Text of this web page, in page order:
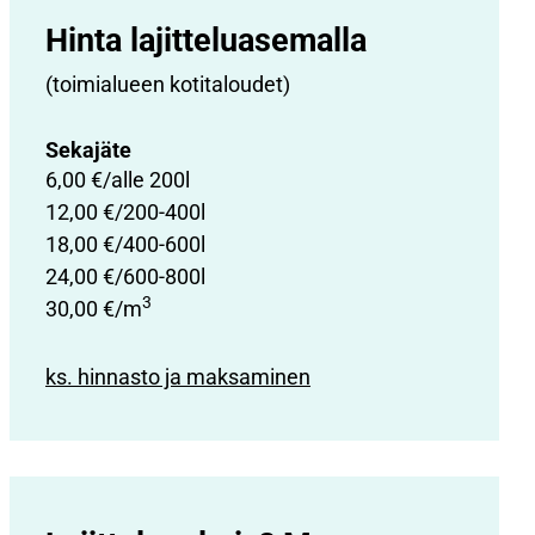
Hinta lajittelu­asemalla
(toimialueen kotitaloudet)
Sekajäte
6,00 €/alle 200l
12,00 €/200-400l
18,00 €/400-600l
24,00 €/600-800l
30,00 €/m3
ks. hinnasto ja maksaminen